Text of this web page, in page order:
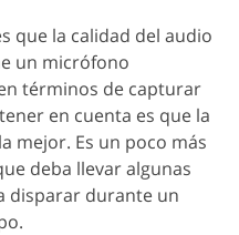
que la calidad del audio
un micrófono
términos de capturar
en cuenta es que la
mejor. Es un poco más
deba llevar algunas
disparar durante un